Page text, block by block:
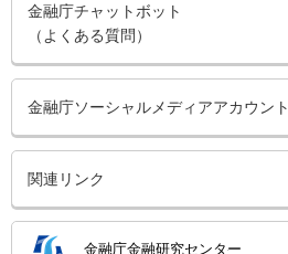
金融庁チャットボット
（よくある質問）
金融庁ソーシャルメディアアカウント
関連リンク
金融庁金融研究センター